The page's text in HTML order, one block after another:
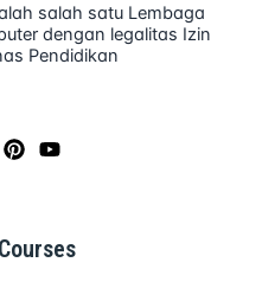
salah satu Lembaga
dengan legalitas Izin
Pendidikan